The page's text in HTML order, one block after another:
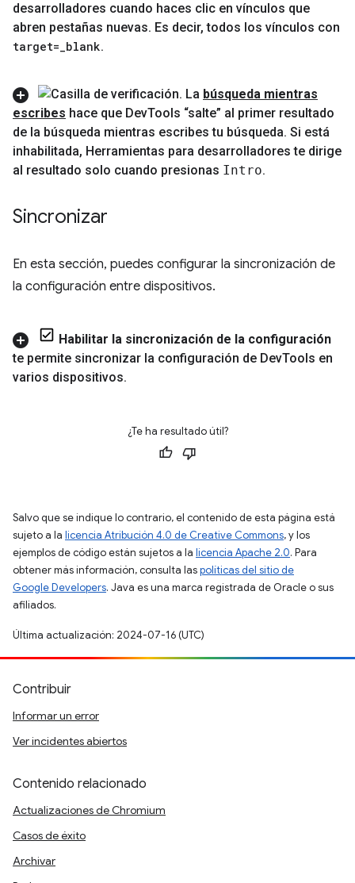
desarrolladores cuando haces clic en vínculos que
abren pestañas nuevas. Es decir, todos los vínculos con
target=_blank.
La búsqueda mientras
escribes hace que DevTools “salte” al primer resultado
de la búsqueda mientras escribes tu búsqueda. Si está
inhabilitada, Herramientas para desarrolladores te dirige
al resultado solo cuando presionas Intro.
Sincronizar
En esta sección, puedes configurar la sincronización de
la configuración entre dispositivos.
Habilitar la sincronización de la configuración
te permite sincronizar la configuración de DevTools en
varios dispositivos.
¿Te ha resultado útil?
Salvo que se indique lo contrario, el contenido de esta página está
sujeto a la licencia Atribución 4.0 de Creative Commons, y los
ejemplos de código están sujetos a la licencia Apache 2.0. Para
obtener más información, consulta laspolíticas del sitio de
Google Developers. Java es una marca registrada de Oracle o sus
afiliados.
Última actualización: 2024-07-16 (UTC)
Contribuir
Informar un error
Ver incidentes abiertos
Contenido relacionado
Actualizaciones de Chromium
Casos de éxito
Archivar